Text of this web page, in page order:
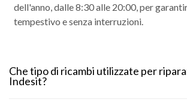
dell'anno, dalle 8:30 alle 20:00, per
tempestivo e senza interruzioni.
Che tipo di ricambi utilizzate per
Indesit?